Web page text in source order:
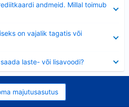
andmeid. Millal toimub
on vajalik tagatis või
laste- või lisavoodi?
majutusasutus